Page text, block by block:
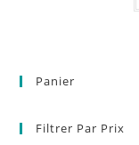
Panier
Filtrer Par Prix